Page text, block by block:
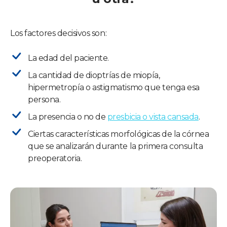
Los factores decisivos son:
La edad del paciente.
La cantidad de dioptrías de miopía,
hipermetropía o astigmatismo que tenga esa
persona.
La presencia o no de presbicia o vista cansada.
Ciertas características morfológicas de la córnea
que se analizarán durante la primera consulta
preoperatoria.